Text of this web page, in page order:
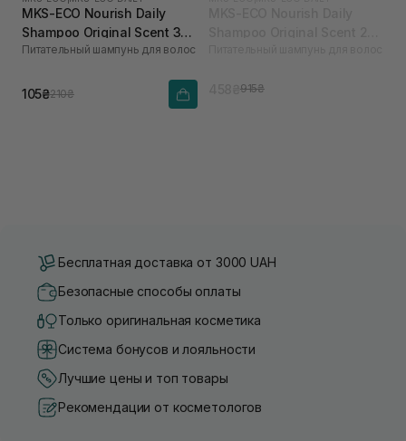
MKS-ECO Nourish Daily
Shampoo Original Scent 30
мл
Питательный шампунь для волос
105₴210₴ 915₴
Бесплатная доставка от 3000 UAH
Безопасные способы оплаты
Только оригинальная косметика
Система бонусов и лояльности
Лучшие цены и топ товары
Рекомендации от косметологов